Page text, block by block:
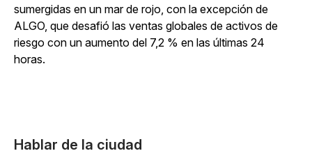
sumergidas en un mar de rojo, con la excepción de
ALGO, que desafió las ventas globales de activos de
riesgo con un aumento del 7,2 % en las últimas 24
horas.
Hablar de la ciudad